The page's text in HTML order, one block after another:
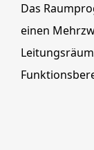
Das
einen